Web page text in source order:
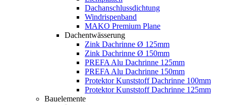
Dachanschlussdichtung
Windrispenband
MAKO Premium Plane
Dachentwässerung
Zink Dachrinne Ø 125mm
Zink Dachrinne Ø 150mm
PREFA Alu Dachrinne 125mm
PREFA Alu Dachrinne 150mm
Protektor Kunststoff Dachrinne 100mm
Protektor Kunststoff Dachrinne 125mm
Bauelemente